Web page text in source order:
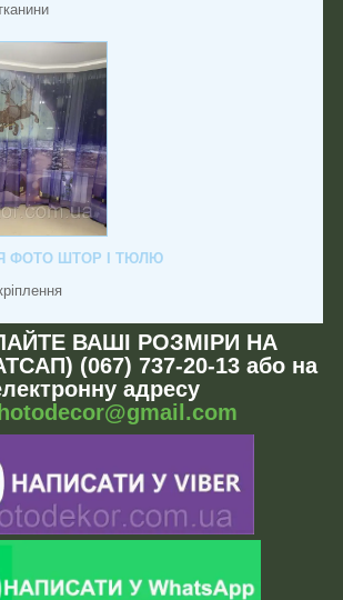
ФОТО ШТОР І ТЮЛЮ
ВАШІ РОЗМІРИ НА
(067) 737-20-13 або на
адресу